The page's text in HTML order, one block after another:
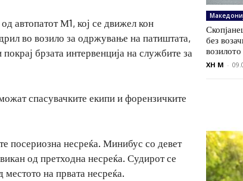
автопатот М1, кој се движел кон
во возило за одржување на патиштата,
брзата интервенција на службите за
спасувачките екипи и форензичките
посериозна несреќа. Минибус со девет
од претходна несреќа. Судирот се
местото на првата несреќа.
без
возилото
XH M -